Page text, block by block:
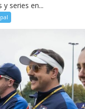
y series en...